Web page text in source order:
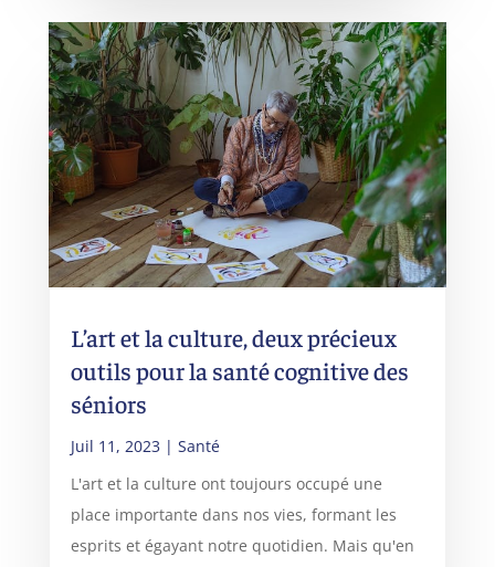
L’art et la culture, deux précieux
outils pour la santé cognitive des
séniors
Juil 11, 2023 | Santé
L'art et la culture ont toujours occupé une
place importante dans nos vies, formant les
esprits et égayant notre quotidien. Mais qu'en